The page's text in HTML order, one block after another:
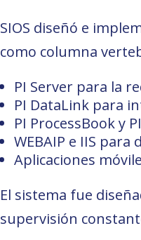
SIOS diseñó e
como columna
PI Server para la
PI DataLink para
PI ProcessBook y
WEBAIP e IIS
Aplicaciones
El sistema fue
supervisión